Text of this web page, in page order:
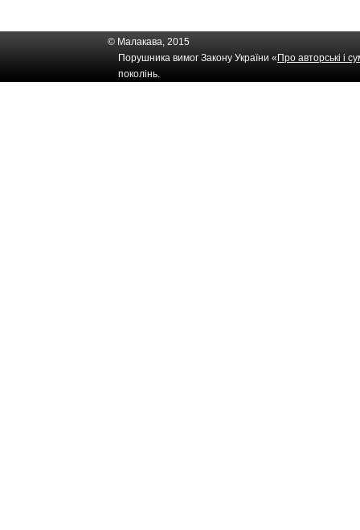
© Малакава, 2015
Порушника вимог Закону України «Про авторські і
поколінь.